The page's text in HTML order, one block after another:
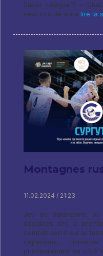
Super League?) –
sept fois de suite lire la
Montagnes
11.02.2024 / 21:23
Jeu de balançoire,
décidées dès le
combat serré sur le
cependant,
principalement du côté